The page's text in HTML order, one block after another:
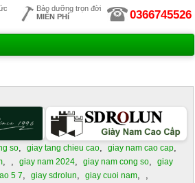
Bảo dưỡng trọn đời
MIỄN PHí
0366745526
so giay tang chieu cao giay nam cao cap
giay nam 2024 giay nam cong so
giay
5 7 giay sdrolun giay cuoi nam